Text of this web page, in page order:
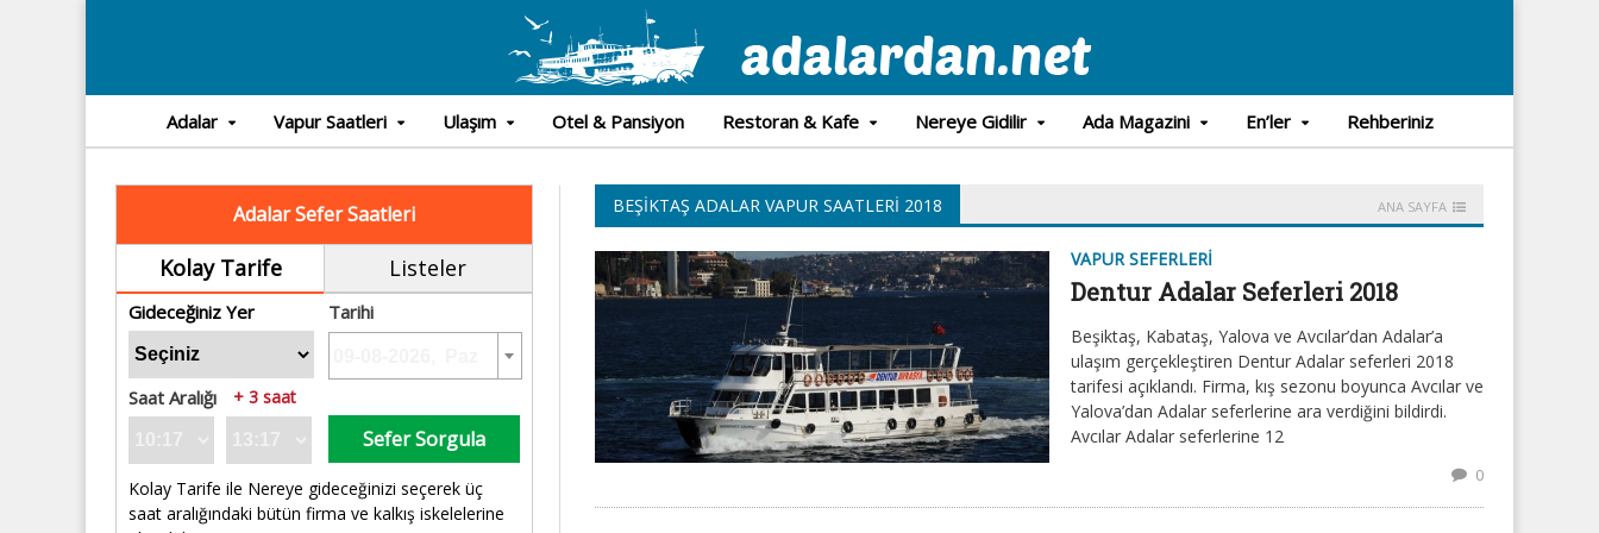
Adalar Vapur Saatleri Ulaşım Otel & Pansiyon Restoran & Kafe Nereye Gidilir Ada Magazini En’ler Rehberiniz
Adalar Sefer Saatleri
Kolay Tarife Listeler
Gideceğiniz Yer Tarihi
Saat Aralığı + 3 saat
Sefer Sorgula
Kolay Tarife ile Nereye gideceğinizi seçerek üç
saat aralığındaki bütün firma ve kalkış iskelelerine
BEŞIKTAŞ ADALAR VAPUR SAATLERI 2018 ANA SAYFA
VAPUR SEFERLERI
Dentur Adalar Seferleri 2018
Beşiktaş, Kabataş, Yalova ve Avcılar’dan Adalar’a
ulaşım gerçekleştiren Dentur Adalar seferleri 2018
tarifesi açıklandı. Firma, kış sezonu boyunca Avcılar ve
Yalova’dan Adalar seferlerine ara verdiğini bildirdi.
Avcılar Adalar seferlerine 12
0